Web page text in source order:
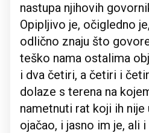
nastupa njihovih
Opipljivo je, očigledno
odlično znaju što
teško nama ostalima
i dva četiri, a četiri i
dolaze s terena na
nametnuti rat koji ih nije
ojačao, i jasno im je, ali